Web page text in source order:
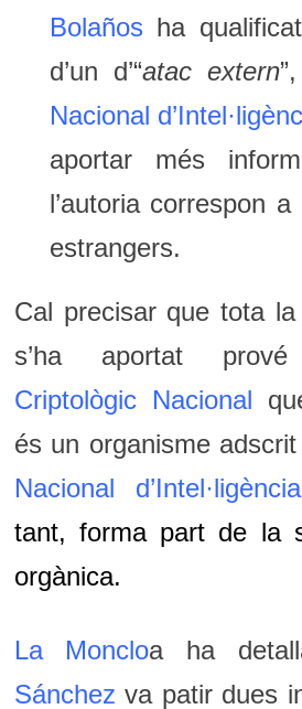
Bolaños ha
d’un d’“atac extern
Nacional
aportar més
l’autoria correspon
estrangers.
Cal precisar que tota
s’ha aportat
Criptològic Nacional
és un organisme
Nacional
tant, forma part de la
orgànica.
La Moncloa ha
Sánchez va patir dues